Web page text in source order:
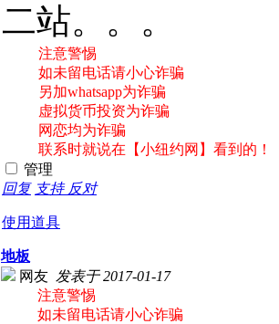
二站。。。
注意警惕
如未留电话请小心诈骗
另加whatsapp为诈骗
虚拟货币投资为诈骗
网恋均为诈骗
联系时就说在【小纽约网】看到的！
管理
回复 支持 反对
使用道具
地板
网友 发表于 2017-01-17
注意警惕
如未留电话请小心诈骗